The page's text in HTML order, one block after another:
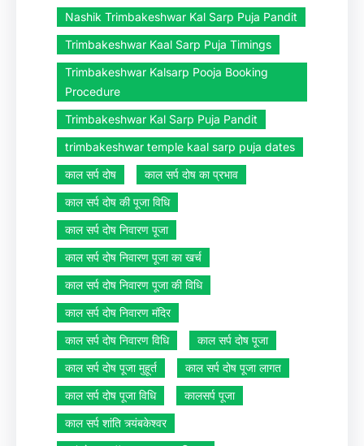
Nashik Trimbakeshwar Kal Sarp Puja Pandit
Trimbakeshwar Kaal Sarp Puja Timings
Trimbakeshwar Kalsarp Pooja Booking
Procedure
Trimbakeshwar Kal Sarp Puja Pandit
trimbakeshwar temple kaal sarp puja dates
काल सर्प दोष
काल सर्प दोष का प्रभाव
काल सर्प दोष की पूजा विधि
काल सर्प दोष निवारण पूजा
काल सर्प दोष निवारण पूजा का खर्च
काल सर्प दोष निवारण पूजा की विधि
काल सर्प दोष निवारण मंदिर
काल सर्प दोष निवारण विधि
काल सर्प दोष पूजा
काल सर्प दोष पूजा मुहूर्त
काल सर्प दोष पूजा लागत
काल सर्प दोष पूजा विधि
कालसर्प पूजा
काल सर्प शांति त्र्यंबकेश्वर